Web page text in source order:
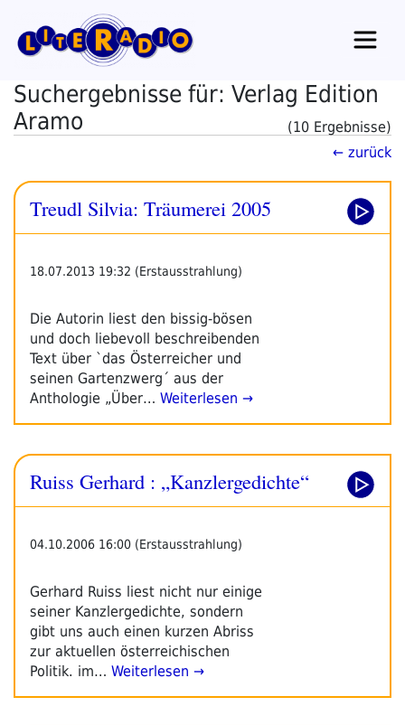
Inhalt
springen
Suchergebnisse für: Verlag Edition
Aramo
(10 Ergebnisse)
← zurück
Treudl Silvia: Träumerei 2005
18.07.2013 19:32 (Erstausstrahlung)
Die Autorin liest den bissig-bösen
und doch liebevoll beschreibenden
Text über `das Österreicher und
seinen Gartenzwerg´ aus der
Anthologie „Über… Weiterlesen →
Ruiss Gerhard : „Kanzlergedichte“
04.10.2006 16:00 (Erstausstrahlung)
Gerhard Ruiss liest nicht nur einige
seiner Kanzlergedichte, sondern
gibt uns auch einen kurzen Abriss
zur aktuellen österreichischen
Politik. im… Weiterlesen →